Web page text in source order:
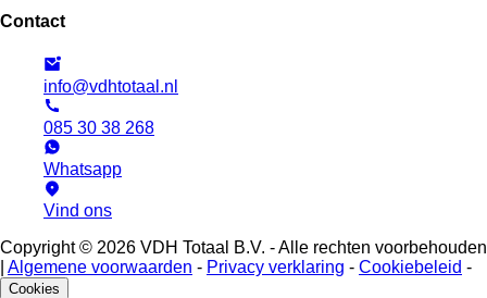
Contact
info@vdhtotaal.nl
085 30 38 268
Whatsapp
Vind ons
Copyright © 2026 VDH Totaal B.V. - Alle rechten voorbehouden
Algemene voorwaarden - Privacy verklaring - Cookiebeleid -
Cookies